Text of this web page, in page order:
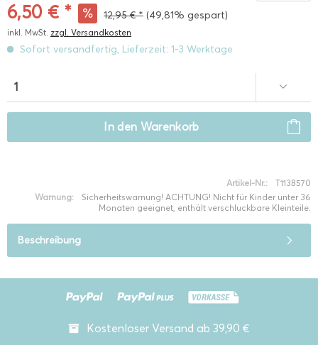
6,50 € * 12,95 € * (49,81% gespart)
inkl. MwSt. zzgl. Versandkosten
Sofort versandfertig, Lieferzeit: 1-3 Werktage
In den Warenkorb
Artikel-Nr.:
T1138570
Warnung:
Sicherheitswarnung! ACHTUNG! Nicht für Kinder unter 36
Monaten geeignet, enthält verschluckbare Kleinteile.
Beschreibung
Kostenloser Versand ab 39,90 €